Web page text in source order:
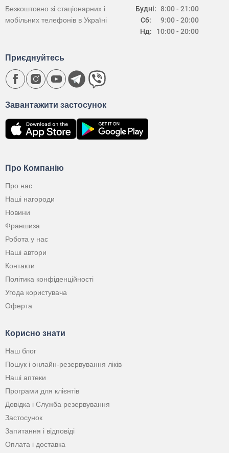
Будні:
Сб:
Нд:
8:00 - 21:00
9:00 - 20:00
10:00 - 20:00
Безкоштовно зі стаціонарних і
мобільних телефонів в Україні
Про Компанію
Про нас
Наші нагороди
Новини
Франшиза
Робота у нас
Наші автори
Контакти
Політика конфіденційності
Угода користувача
Оферта
Корисно знати
Наш блог
Пошук і онлайн-резервування ліків
Наші аптеки
Програми для клієнтів
Довідка і Служба резервування
Застосунок
Запитання і відповіді
Оплата і доставка
Завантажити застосунок
Приєднуйтесь